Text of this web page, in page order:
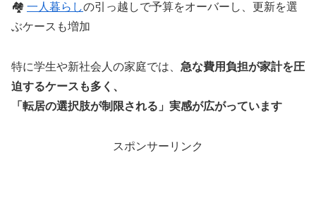
🏘️ 一人暮らしの引っ越しで予算をオーバーし、更新を選
ぶケースも増加
特に学生や新社会人の家庭では、 急な費用負担が家計を圧
迫するケースも多く、
「転居の選択肢が制限される」実感が広がっています
スポンサーリンク